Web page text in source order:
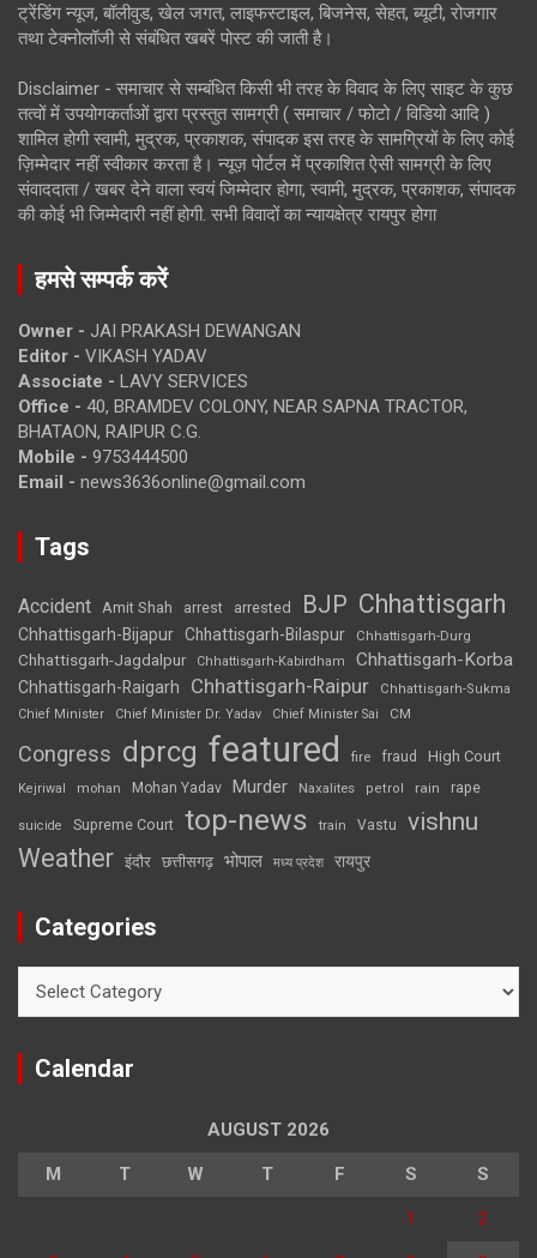
ट्रेंडिंग न्यूज, बॉलीवुड, खेल जगत, लाइफस्टाइल, बिजनेस, सेहत, ब्यूटी, रोजगार
तथा टेक्नोलॉजी से संबंधित खबरें पोस्ट की जाती है।
Disclaimer - समाचार से सम्बंधित किसी भी तरह के विवाद के लिए साइट के कुछ
तत्वों में उपयोगकर्ताओं द्वारा प्रस्तुत सामग्री ( समाचार / फोटो / विडियो आदि )
शामिल होगी स्वामी, मुद्रक, प्रकाशक, संपादक इस तरह के सामग्रियों के लिए कोई
ज़िम्मेदार नहीं स्वीकार करता है। न्यूज़ पोर्टल में प्रकाशित ऐसी सामग्री के लिए
संवाददाता / खबर देने वाला स्वयं जिम्मेदार होगा, स्वामी, मुद्रक, प्रकाशक, संपादक
की कोई भी जिम्मेदारी नहीं होगी. सभी विवादों का न्यायक्षेत्र रायपुर होगा
हमसे सम्पर्क करें
Owner - JAI PRAKASH DEWANGAN
Editor - VIKASH YADAV
Associate - LAVY SERVICES
Office - 40, BRAMDEV COLONY, NEAR SAPNA TRACTOR,
BHATAON, RAIPUR C.G.
Mobile - 9753444500
Email - news3636online@gmail.com
Tags
Accident Amit Shah arrest arrested BJP Chhattisgarh
Chhattisgarh-Bijapur Chhattisgarh-Bilaspur Chhattisgarh-Durg
Chhattisgarh-Jagdalpur Chhattisgarh-Kabirdham Chhattisgarh-Korba
Chhattisgarh-Raigarh Chhattisgarh-Raipur
Chhattisgarh-Sukma
Chief Minister
Chief Minister Dr. Yadav Chief Minister Sai CM
Congress dprcg featured fire fraud High Court
Kejriwal mohan Mohan Yadav Murder Naxalites petrol rain rape
suicide Supreme Court top-news train Vastu vishnu
Weather इंदौर छत्तीसगढ़ भोपाल मध्य प्रदेश रायपुर
Categories
Calendar
AUGUST 2026
M T W T F S S
1 2